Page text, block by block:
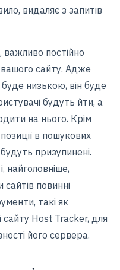
видаляє з запитів
постійно
сайту. Адже
низькою, він буде
будуть йти, а
на нього. Крім
в пошукових
призупинені.
найголовніше,
повинні
такі як
Host Tracker, для
його сервера.